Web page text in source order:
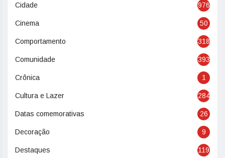
Cidade 976
Cinema 50
Comportamento 318
Comunidade 393
Crônica 1
Cultura e Lazer 284
Datas comemorativas 26
Decoração 9
Destaques 119